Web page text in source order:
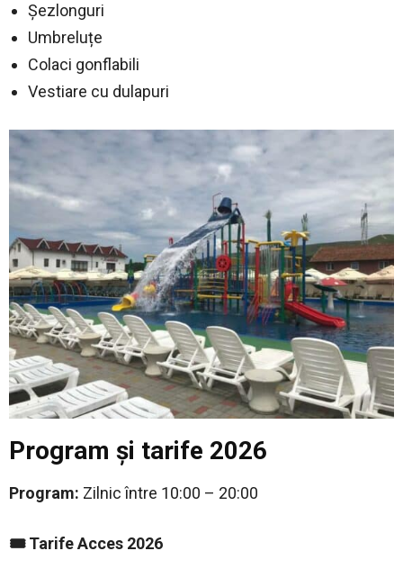
Șezlonguri
Umbreluțe
Colaci gonflabili
Vestiare cu dulapuri
Program și tarife 2026
Program: Zilnic între 10:00 – 20:00
🎟️ Tarife Acces 2026